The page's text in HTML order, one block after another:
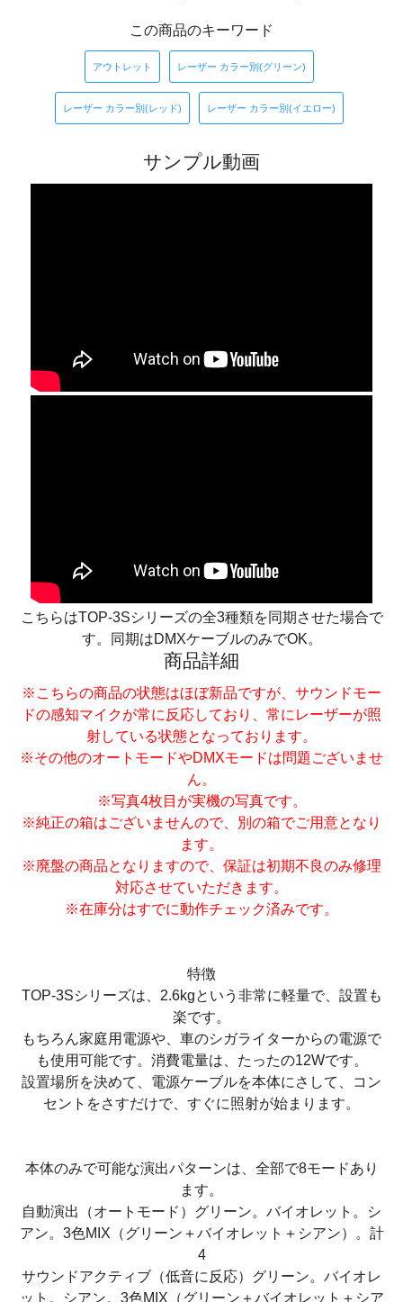
この商品のキーワード
アウトレット レーザー カラー別(グリーン)
レーザー カラー別(レッド) レーザー カラー別(イエロー)
サンプル動画
こちらはTOP-3Sシリーズの全3種類を同期させた場合で
す。同期はDMXケーブルのみでOK。
商品詳細
※こちらの商品の状態はほぼ新品ですが、サウンドモー
ドの感知マイクが常に反応しており、常にレーザーが照
射している状態となっております。
※その他のオートモードやDMXモードは問題ございませ
ん。
※写真4枚目が実機の写真です。
※純正の箱はございませんので、別の箱でご用意となり
ます。
※廃盤の商品となりますので、保証は初期不良のみ修理
対応させていただきます。
※在庫分はすでに動作チェック済みです。
特徴
TOP-3Sシリーズは、2.6kgという非常に軽量で、設置も
楽です。
もちろん家庭用電源や、車のシガライターからの電源で
も使用可能です。消費電量は、たったの12Wです。
設置場所を決めて、電源ケーブルを本体にさして、コン
セントをさすだけで、すぐに照射が始まります。
本体のみで可能な演出パターンは、全部で8モードあり
ます。
自動演出（オートモード）グリーン。バイオレット。シ
アン。3色MIX（グリーン＋バイオレット＋シアン）。計
4
サウンドアクティブ（低音に反応）グリーン。バイオレ
ット。シアン。3色MIX（グリーン＋バイオレット＋シア